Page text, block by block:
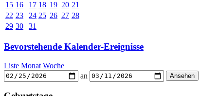
15 16 17 18 19 20 21
22 23 24 25 26 27 28
29 30 31
Bevorstehende Kalender-Ereignisse
Liste Monat Woche
an